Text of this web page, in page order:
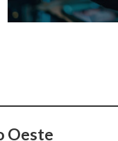
Oeste